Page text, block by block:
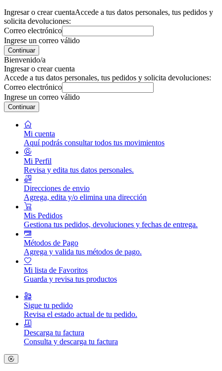
Ingresar o crear cuentaAccede a tus datos personales, tus pedidos y
solicita devoluciones:
Correo electrónico
Ingrese un correo válido
Continuar
Bienvenido/a
Ingresar o crear cuenta
Accede a tus datos personales, tus pedidos y solicita devoluciones:
Correo electrónico
Ingrese un correo válido
Continuar
Mi cuenta
Aquí podrás consultar todos tus movimientos
Mi Perfil
Revisa y edita tus datos personales.
Direcciones de envio
Agrega, edita y/o elimina una dirección
Mis Pedidos
Gestiona tus pedidos, devoluciones y fechas de entrega.
Métodos de Pago
Agrega y valida tus métodos de pago.
Mi lista de Favoritos
Guarda y revisa tus productos
Sigue tu pedido
Revisa el estado actual de tu pedido.
Descarga tu factura
Consulta y descarga tu factura